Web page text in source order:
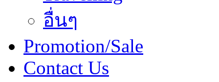
อื่นๆ
Promotion/Sale
Contact Us